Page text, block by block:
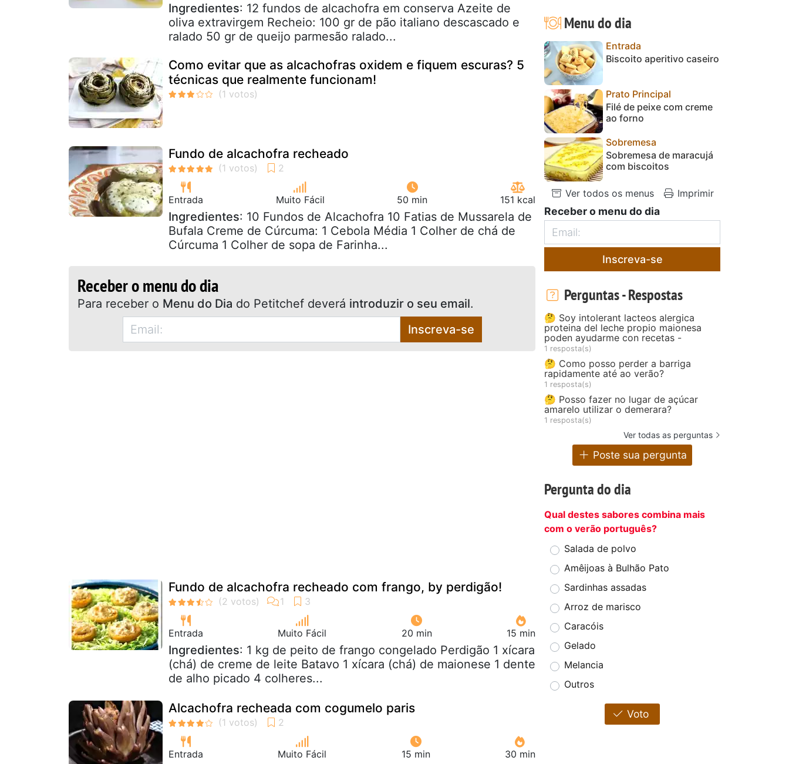
Ingredientes: 12 fundos de alcachofra em conserva Azeite de
oliva extravirgem Recheio: 100 gr de pão italiano descascado e
ralado 50 gr de queijo parmesão ralado...
Como evitar que as alcachofras oxidem e fiquem escuras? 5
técnicas que realmente funcionam!
Fundo de alcachofra recheado
Entrada Muito Fácil 50 min 151 kcal
Ingredientes: 10 Fundos de Alcachofra 10 Fatias de Mussarela de
Bufala Creme de Cúrcuma: 1 Cebola Média 1 Colher de chá de
Cúrcuma 1 Colher de sopa de Farinha...
Receber o menu do dia
Para receber o Menu do Dia do Petitchef deverá introduzir o seu email.
Inscreva-se
Fundo de alcachofra recheado com frango, by perdigão!
Entrada Muito Fácil 20 min 15 min
Ingredientes: 1 kg de peito de frango congelado Perdigão 1 xícara
(chá) de creme de leite Batavo 1 xícara (chá) de maionese 1 dente
de alho picado 4 colheres...
Alcachofra recheada com cogumelo paris
Entrada Muito Fácil 15 min 30 min
Menu do dia
Entrada
Biscoito aperitivo caseiro
Prato Principal
Filé de peixe com creme
ao forno
Sobremesa
Sobremesa de maracujá
com biscoitos
Ver todos os menus Imprimir
Receber o menu do dia
Inscreva-se
Perguntas - Respostas
🤔 Soy intolerant lacteos alergica
proteina del leche propio maionesa
poden ayudarme con recetas -
1 resposta(s)
🤔 Como posso perder a barriga
rapidamente até ao verão?
1 resposta(s)
🤔 Posso fazer no lugar de açúcar
amarelo utilizar o demerara?
1 resposta(s)
Ver todas as perguntas
Poste sua pergunta
Pergunta do dia
Qual destes sabores combina mais
com o verão português?
Salada de polvo
Amêijoas à Bulhão Pato
Sardinhas assadas
Arroz de marisco
Caracóis
Gelado
Melancia
Outros
Voto